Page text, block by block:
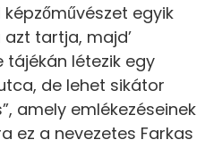
egyik
tartja, majd’
tájékán létezik egy
de lehet sikátor
amely emlékezéseinek
ez a nevezetes Farkas